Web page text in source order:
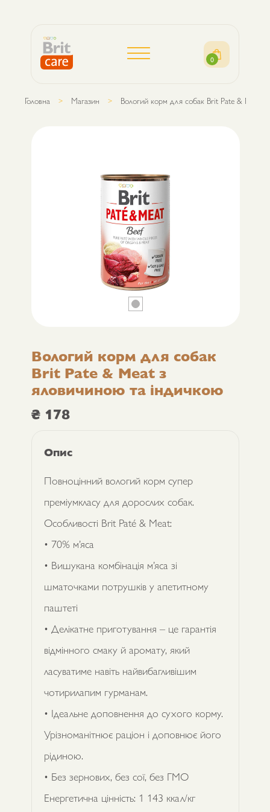
0
Головна Магазин Вологий корм для собак Brit Pate & Meat
Вологий корм для собак
Brit Pate & Meat з
яловичиною та індичкою
₴178
Опис
Повноцінний вологий корм супер
преміумкласу для дорослих собак.
Особливості Brit Paté & Meat:
• 70% м’яса
• Вишукана комбінація м’яса зі
шматочками потрушків у апетитному
паштеті
• Делікатне приготування – це гарантія
відмінного смаку й аромату, який
ласуватиме навіть найвибагливішим
чотирилапим гурманам.
• Ідеальне доповнення до сухого корму.
Урізноманітнює раціон і доповнює його
рідиною.
• Без зернових, без сої, без ГМО
Енергетична цінність: 1 143 ккал/кг